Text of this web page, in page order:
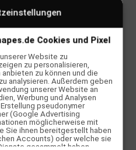
Gloves – Schwarz
und die Sessions länger
5mm Lobster Gloves
beweglich und bereit für
"Lobster-Cut" kombiniert
mit der Kontrolle eines
flexible Technobutter 3
während
Kältebrücken
Cookies und Pixel
Website zu
zu personalisieren,
zu können und die
analysieren. Außerdem geben
unserer Website an
Werbung und Analysen
pseudonymer
(Google Advertising
möglicherweise mit
Sie ihnen bereitgestellt haben
Accounts) oder welche sie
gesammelt haben